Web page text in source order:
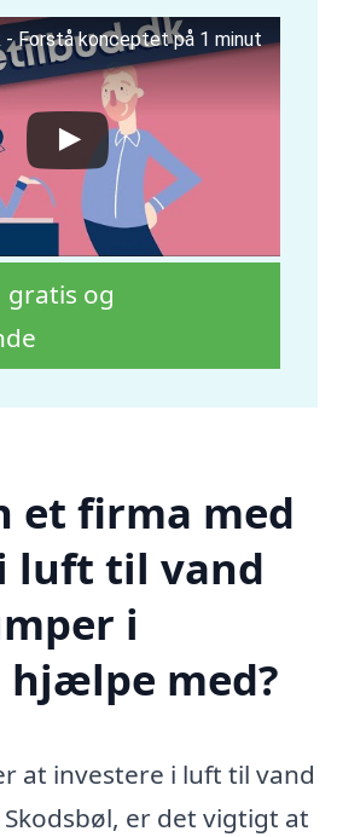
- Forstå konceptet på 1 minut
gratis og
et firma med
luft til vand
i
hjælpe med?
at investere i luft til vand
er det vigtigt at